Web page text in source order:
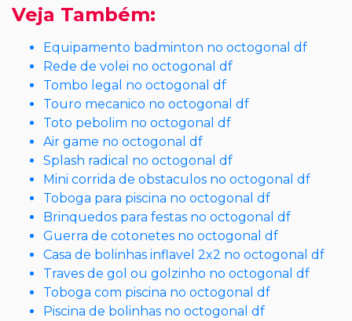
Veja Também:
Equipamento badminton no octogonal df
Rede de volei no octogonal df
Tombo legal no octogonal df
Touro mecanico no octogonal df
Toto pebolim no octogonal df
Air game no octogonal df
Splash radical no octogonal df
Mini corrida de obstaculos no octogonal df
Toboga para piscina no octogonal df
Brinquedos para festas no octogonal df
Guerra de cotonetes no octogonal df
Casa de bolinhas inflavel 2x2 no octogonal df
Traves de gol ou golzinho no octogonal df
Toboga com piscina no octogonal df
Piscina de bolinhas no octogonal df